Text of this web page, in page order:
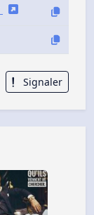
Signaler